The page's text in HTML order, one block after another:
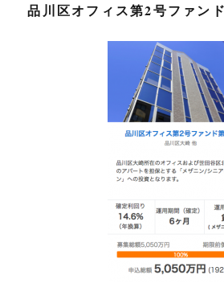
品川区オフィス第2号ファン